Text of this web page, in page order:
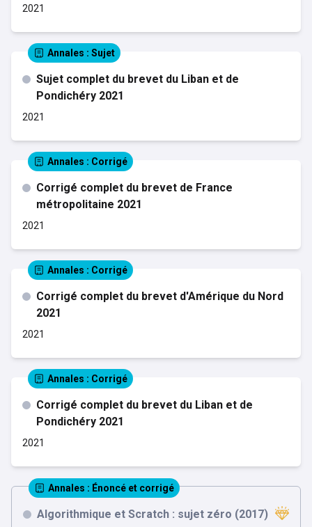
2021
Annales : Sujet
Sujet complet du brevet du Liban et de
Pondichéry 2021
2021
Annales : Corrigé
Corrigé complet du brevet de France
métropolitaine 2021
2021
Annales : Corrigé
Corrigé complet du brevet d'Amérique du Nord
2021
2021
Annales : Corrigé
Corrigé complet du brevet du Liban et de
Pondichéry 2021
2021
Annales : Énoncé et corrigé
Algorithmique et Scratch : sujet zéro (2017)